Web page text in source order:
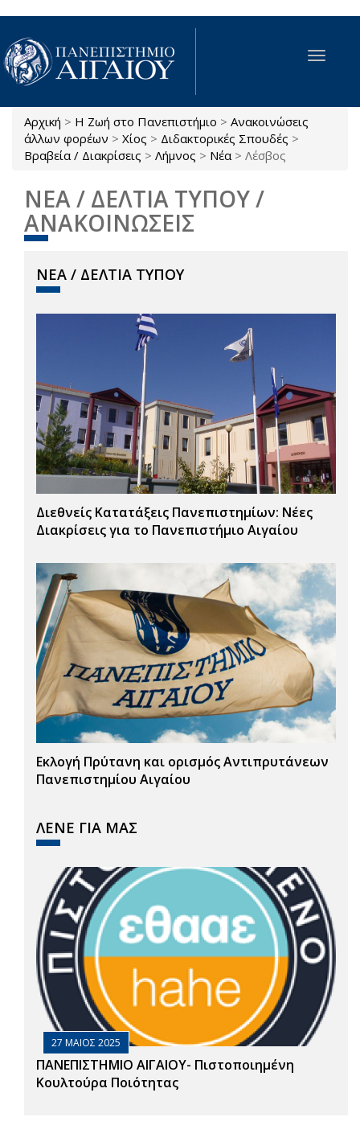
Παράκαμψη προς το κυρίως περιεχόμενο
Toggle
Είστε εδώ
Αρχική > Η Ζωή στο Πανεπιστήμιο > Ανακοινώσεις
άλλων φορέων > Χίος > Διδακτορικές Σπουδές >
Βραβεία / Διακρίσεις > Λήμνος > Νέα > Λέσβος
ΝΕΑ / ΔΕΛΤΙΑ ΤΥΠΟΥ /
ΑΝΑΚΟΙΝΩΣΕΙΣ
ΝΕΑ / ΔΕΛΤΙΑ ΤΥΠΟΥ
Διεθνείς Κατατάξεις Πανεπιστημίων: Νέες
Διακρίσεις για το Πανεπιστήμιο Αιγαίου
Εκλογή Πρύτανη και ορισμός Αντιπρυτάνεων
Πανεπιστημίου Αιγαίου
ΛΕΝΕ ΓΙΑ ΜΑΣ
27 ΜΑΙΟΣ 2025
ΠΑΝΕΠΙΣΤΗΜΙΟ ΑΙΓΑΙΟΥ- Πιστοποιημένη
Κουλτούρα Ποιότητας